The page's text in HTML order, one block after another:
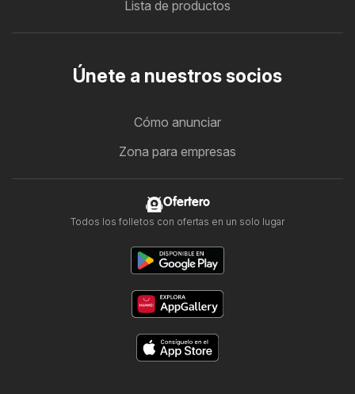
Lista de productos
Únete a nuestros socios
Cómo anunciar
Zona para empresas
Ofertero
Todos los folletos con ofertas en un solo lugar